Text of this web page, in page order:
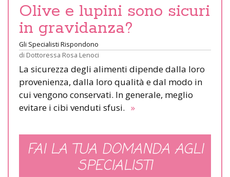
Olive e lupini sono sicuri
in gravidanza?
Gli Specialisti Rispondono
di Dottoressa Rosa Lenoci
La sicurezza degli alimenti dipende dalla loro
provenienza, dalla loro qualità e dal modo in
cui vengono conservati. In generale, meglio
evitare i cibi venduti sfusi. »
FAI LA TUA DOMANDA AGLI
SPECIALISTI